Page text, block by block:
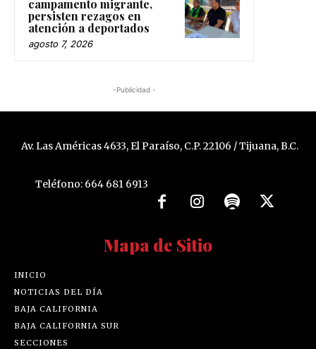
campamento migrante,
persisten rezagos en
atención a deportados
agosto 7, 2026
-Publicidad -
Av. Las Américas 4633, El Paraíso, C.P. 22106 / Tijuana, B.C.
Teléfono: 664 681 6913
Mapa de Sitio
INICIO
NOTICIAS DEL DÍA
BAJA CALIFORNIA
BAJA CALIFORNIA SUR
SECCIONES